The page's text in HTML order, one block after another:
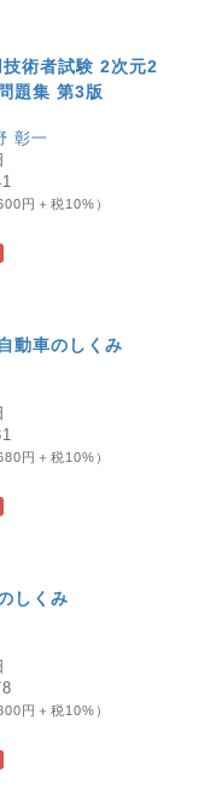
術者試験 2次元2
題集 第3版
彰一
円＋税10%）
動車のしくみ
円＋税10%）
しくみ
円＋税10%）